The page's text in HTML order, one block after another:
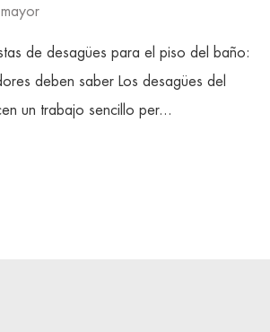
de desagües para el piso del baño:
deben saber Los desagües del
un trabajo sencillo per...